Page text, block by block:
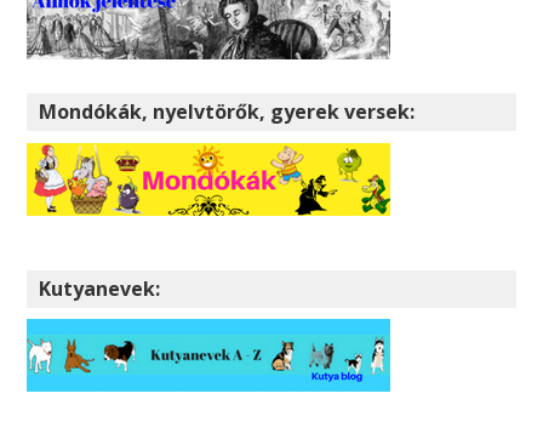
Mondókák, nyelvtörők, gyerek versek:
Kutyanevek: